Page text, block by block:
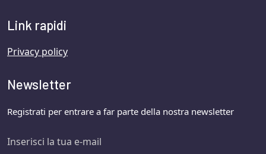
Link rapidi
Privacy policy
Newsletter
Registrati per entrare a far parte della nostra newsletter